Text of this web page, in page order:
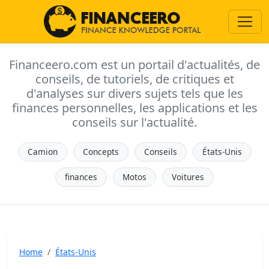
Financeero.com est un portail d'actualités, de
conseils, de tutoriels, de critiques et
d'analyses sur divers sujets tels que les
finances personnelles, les applications et les
conseils sur l'actualité.
Camion Concepts Conseils États-Unis
finances Motos Voitures
Home États-Unis